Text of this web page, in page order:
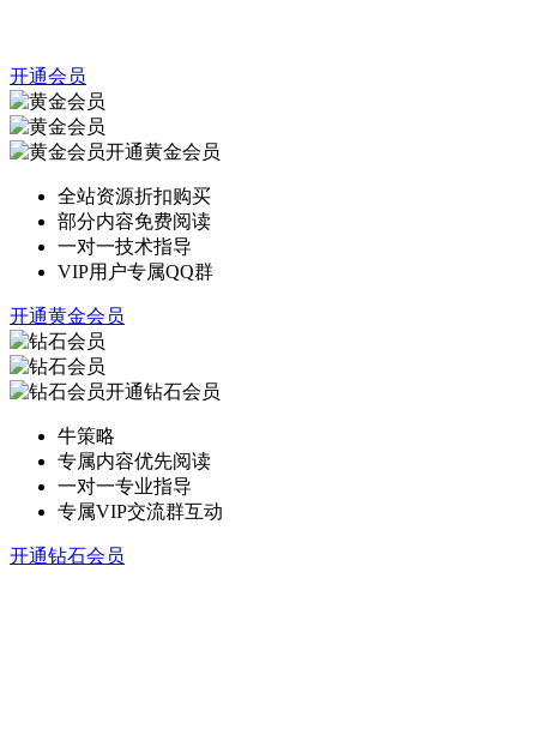
开通会员
开通黄金会员
全站资源折扣购买
部分内容免费阅读
一对一技术指导
VIP用户专属QQ群
开通黄金会员
开通钻石会员
牛策略
专属内容优先阅读
一对一专业指导
专属VIP交流群互动
开通钻石会员